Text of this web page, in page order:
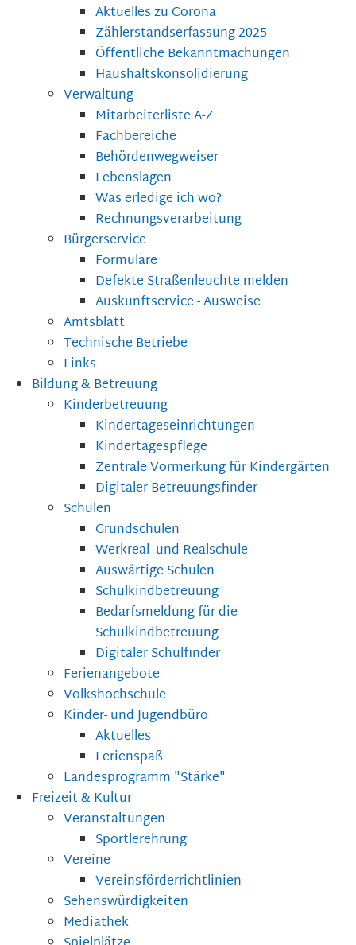
Aktuelles zu Corona
Zählerstandserfassung 2025
Öffentliche Bekanntmachungen
Haushaltskonsolidierung
Verwaltung
Mitarbeiterliste A-Z
Fachbereiche
Behördenwegweiser
Lebenslagen
Was erledige ich wo?
Rechnungsverarbeitung
Bürgerservice
Formulare
Defekte Straßenleuchte melden
Auskunftservice - Ausweise
Amtsblatt
Technische Betriebe
Links
Bildung & Betreuung
Kinderbetreuung
Kindertageseinrichtungen
Kindertagespflege
Zentrale Vormerkung für Kindergärten
Digitaler Betreuungsfinder
Schulen
Grundschulen
Werkreal- und Realschule
Auswärtige Schulen
Schulkindbetreuung
Bedarfsmeldung für die
Schulkindbetreuung
Digitaler Schulfinder
Ferienangebote
Volkshochschule
Kinder- und Jugendbüro
Aktuelles
Ferienspaß
Landesprogramm "Stärke"
Freizeit & Kultur
Veranstaltungen
Sportlerehrung
Vereine
Vereinsförderrichtlinien
Sehenswürdigkeiten
Mediathek